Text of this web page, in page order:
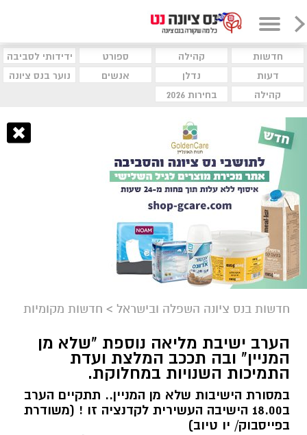
חדשות קהילה ספורט
ידידותי לסביבה
דעות
נדלן אנשים
נוער בנס ציונה
קהילה
בחירות 2026
חדשות בנס ציונה השפלה ובישראל > חדשות מקומיות
הערב ישיבת מליאה נוספת "שלא מן
המניין" ובה תככב המלצת ועדת
התמיכות השנויות במחלוקת.
במסורת הישיבות שלא מן המניין.. תתקיים הערב
ב18.00 הישיבה העשירית לקדנציה זו ! (משודרת
בפייסבוק/ יו טיוב)